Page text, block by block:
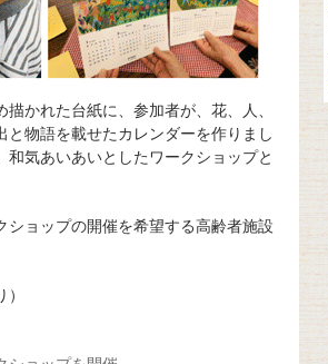
かれた台紙に、参加者が、花、人、
物語を載せたカレンダーを作りまし
気あいあいとしたワークショップと
ョップの開催を希望する高齢者施設